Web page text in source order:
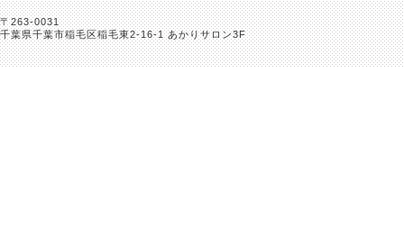
〒263-0031
千葉県千葉市稲毛区稲毛東2-16-1 あかりサロン3F